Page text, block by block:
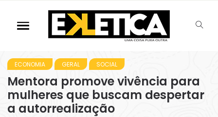
ECONOMIA GERAL SOCIAL
Mentora promove vivência para
mulheres que buscam despertar
a autorrealização